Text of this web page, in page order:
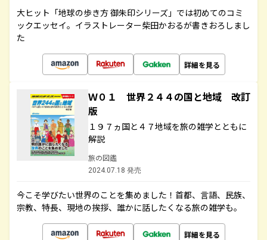
大ヒット「地球の歩き方 御朱印シリーズ」では初めてのコミ
ックエッセイ。イラストレーター柴田かおるが書きおろしまし
た
詳細を見る
Ｗ０１ 世界２４４の国と地域 改訂
版
１９７ヵ国と４７地域を旅の雑学とともに
解説
旅の図鑑
2024.07.18 発売
今こそ学びたい世界のことを集めました！首都、言語、民族、
宗教、特長、現地の挨拶、誰かに話したくなる旅の雑学も。
詳細を見る